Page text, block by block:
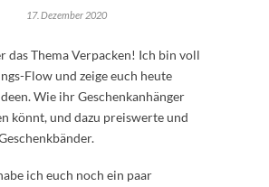
17. Dezember 2020
das Thema Verpacken! Ich bin voll
Flow und zeige euch heute
Wie ihr Geschenkanhänger
könnt, und dazu preiswerte und
ich euch noch ein paar